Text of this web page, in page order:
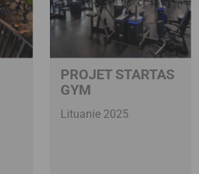
PROJET STARTAS
GYM
Lituanie 2025